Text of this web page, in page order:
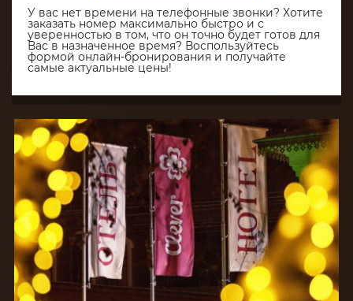
У вас нет времени на телефонные звонки? Хотите
заказать номер максимально быстро и с
уверенностью в том, что он точно будет готов для
Вас в назначенное время? Воспользуйтесь
формой онлайн-бронирования и получайте
самые актуальные цены!